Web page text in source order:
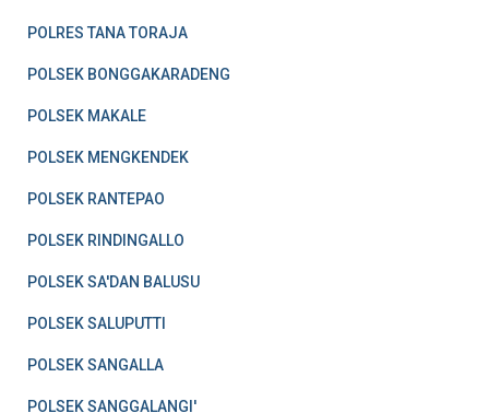
POLRES TANA TORAJA
POLSEK BONGGAKARADENG
POLSEK MAKALE
POLSEK MENGKENDEK
POLSEK RANTEPAO
POLSEK RINDINGALLO
POLSEK SA'DAN BALUSU
POLSEK SALUPUTTI
POLSEK SANGALLA
POLSEK SANGGALANGI'